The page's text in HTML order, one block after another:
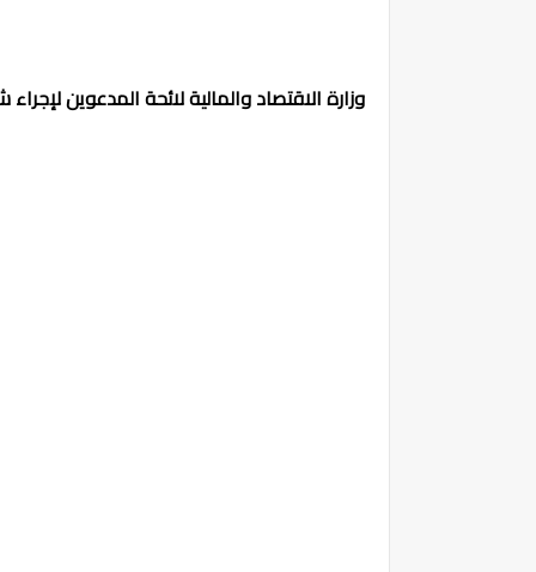
وزارة الاقتصاد والمالية لائحة المدعوين لإجراء شفوي مباراة توظيف 50